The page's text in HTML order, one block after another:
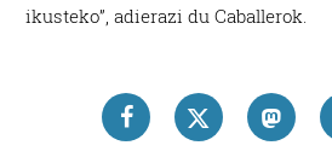
ikusteko”, adierazi du Caballerok.